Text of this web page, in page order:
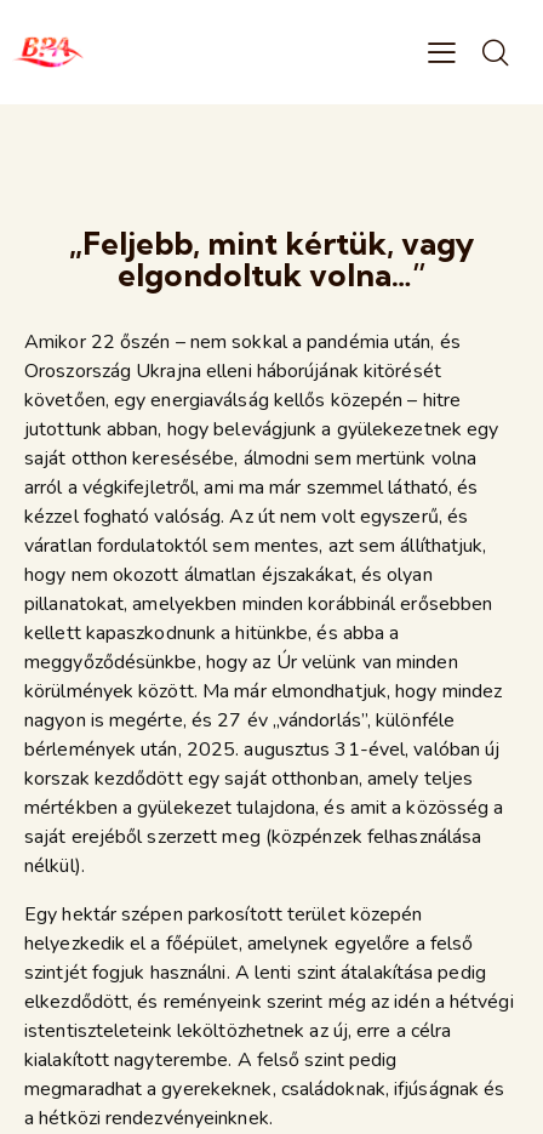
„Feljebb, mint kértük, vagy
elgondoltuk volna…”
Amikor 22 őszén – nem sokkal a pandémia után, és
Oroszország Ukrajna elleni háborújának kitörését
követően, egy energiaválság kellős közepén – hitre
jutottunk abban, hogy belevágjunk a gyülekezetnek egy
saját otthon keresésébe, álmodni sem mertünk volna
arról a végkifejletről, ami ma már szemmel látható, és
kézzel fogható valóság. Az út nem volt egyszerű, és
váratlan fordulatoktól sem mentes, azt sem állíthatjuk,
hogy nem okozott álmatlan éjszakákat, és olyan
pillanatokat, amelyekben minden korábbinál erősebben
kellett kapaszkodnunk a hitünkbe, és abba a
meggyőződésünkbe, hogy az Úr velünk van minden
körülmények között. Ma már elmondhatjuk, hogy mindez
nagyon is megérte, és 27 év „vándorlás”, különféle
bérlemények után, 2025. augusztus 31-ével, valóban új
korszak kezdődött egy saját otthonban, amely teljes
mértékben a gyülekezet tulajdona, és amit a közösség a
saját erejéből szerzett meg (közpénzek felhasználása
nélkül).
Egy hektár szépen parkosított terület közepén
helyezkedik el a főépület, amelynek egyelőre a felső
szintjét fogjuk használni. A lenti szint átalakítása pedig
elkezdődött, és reményeink szerint még az idén a hétvégi
istentiszteleteink leköltözhetnek az új, erre a célra
kialakított nagyterembe. A felső szint pedig
megmaradhat a gyerekeknek, családoknak, ifjúságnak és
a hétközi rendezvényeinknek.